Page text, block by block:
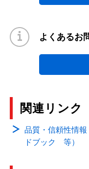
よくあるお
関連リンク
品質・信頼性情
ドブック 等）